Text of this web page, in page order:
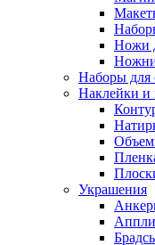
Ножи
Наборы для
Наклейки и
Украшения